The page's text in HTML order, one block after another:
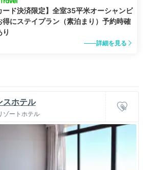
ード決済限定】全室35平米オーシャンビ
得にステイプラン（素泊まり）予約時確
詳細を見る
スホテル
ゾートホテル